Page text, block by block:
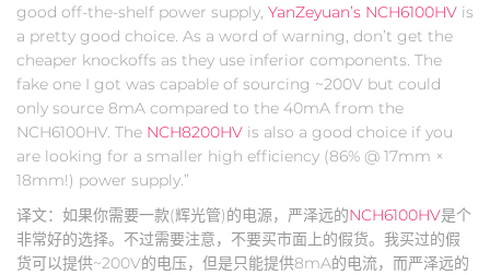
good off-the-shelf power supply, YanZeyuan’s NCH6100HV is
a pretty good choice. As a word of warning, don’t get the
cheaper knockoffs as they use inferior components. The
fake one I got was capable of sourcing ~200V but could
only source 8mA compared to the 40mA from the
NCH6100HV. The NCH8200HV is also a good choice if you
are looking for a smaller high efficiency (86% @ 17mm ×
18mm!) power supply.”
译文：如果你需要一款(辉光管)的电源，严泽远的NCH6100HV是个
非常好的选择。不过需要注意，不要买市面上的假货。我买过的假
货可以提供~200V的电压，但是只能提供8mA的电流，而严泽远的